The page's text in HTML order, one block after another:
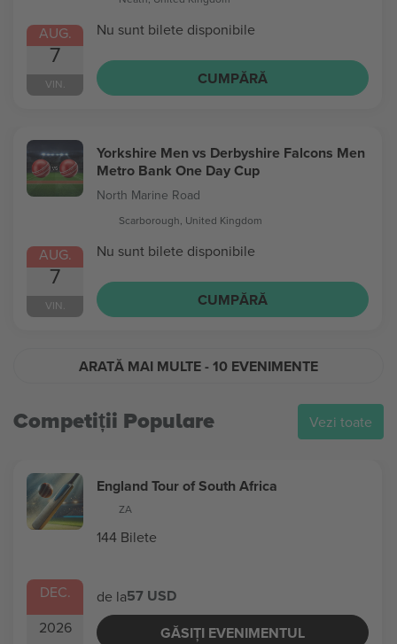
AUG.
7
VIN.
Nu sunt bilete disponibile
CUMPĂRĂ
AUG.
7
VIN.
Yorkshire Men vs Derbyshire Falcons Men
Metro Bank One Day Cup
North Marine Road
Scarborough, United Kingdom
Nu sunt bilete disponibile
CUMPĂRĂ
ARATĂ MAI MULTE- 10 EVENIMENTE
Competiții Populare Vezi toate
DEC.
2026
England Tour of South Africa
ZA
144 Bilete
de la57 USD
GĂSIȚI EVENIMENTUL